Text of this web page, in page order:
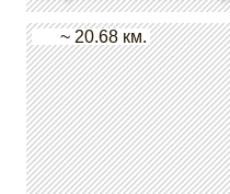
~ 20.68 км.